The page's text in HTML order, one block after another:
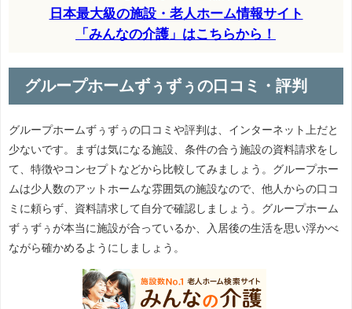
日本最大級の施設・老人ホーム情報サイト
「みんなの介護」はこちらから！
グループホームずぅずぅの口コミ・評判
グループホームずぅずぅの口コミや評判は、インターネット上だと
少ないです。まずは気になる施設、条件の合う施設の資料請求をし
て、特徴やコンセプトなどから比較してみましょう。グループホー
ムは少人数のアットホームな雰囲気の施設なので、他人からの口コ
ミに頼らず、資料請求して自分で確認しましょう。グループホーム
ずぅずぅが本当に施設が合っているか、入居後の生活を思い浮かべ
ながら確かめるようにしましょう。